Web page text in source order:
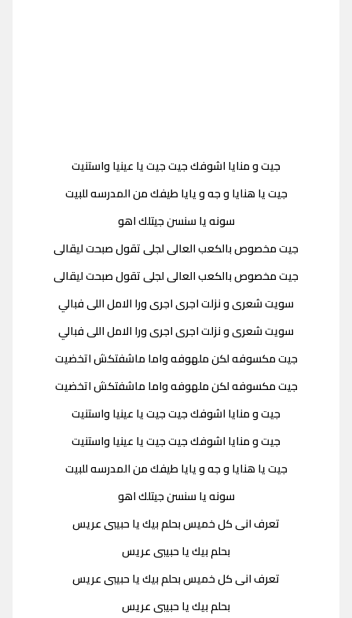
جيت و منايا اشوفك جيت جيت يا عينيا واستنيت
جيت يا هنايا و جه و يايا طيفك من المدرسه للبيت
سونه يا سنسن جيتلك اهو
جيت مخصوص بالكعب العالى لجلى تقول صبحت ليقالى
جيت مخصوص بالكعب العالى لجلى تقول صبحت ليقالى
سويت شعرى و نزلت اجرى اجرى ورا الامل اللى فبالي
سويت شعرى و نزلت اجرى اجرى ورا الامل اللى فبالي
جيت مكسوفه لكن ملهوفه واما ماشفتكش اتخضيت
جيت مكسوفه لكن ملهوفه واما ماشفتكش اتخضيت
جيت و منايا اشوفك جيت جيت يا عينيا واستنيت
جيت و منايا اشوفك جيت جيت يا عينيا واستنيت
جيت يا هنايا و جه و يايا طيفك من المدرسه للبيت
سونه يا سنسن جيتلك اهو
تعرف انى كل خميس بحلم بيك يا حبيبى عريس
بحلم بيك يا حبيبى عريس
تعرف انى كل خميس بحلم بيك يا حبيبى عريس
بحلم بيك يا حبيبى عريس